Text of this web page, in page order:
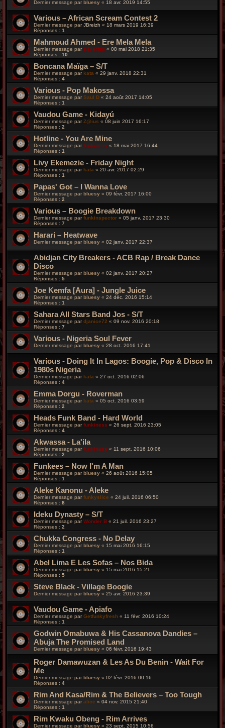
Dernier message par bluesy « 18 avr. 2019 14:55
Various – African Scream Contest 2
Dernier message parJBreizh « 18 mars 2019 16:39
Réponses : 1
Mahmoud Ahmed - Ere Mela Mela
Dernier message par silverfox « 08 mai 2018 21:35
Réponses : 10
Boncana Maïga – S/T
Dernier message parkata « 29 janv. 2018 22:31
Réponses : 4
Various ‎- Pop Makossa
Dernier message par Saul D « 24 août 2017 14:05
Réponses : 1
Vaudou Game - Kidayú
Dernier message parZ@ius « 08 juin 2017 16:17
Réponses : 2
Hotline - You Are Mine
Dernier message par funkiness « 18 mai 2017 16:44
Réponses : 1
Livy Ekemezie - Friday Night
Dernier message parkata « 20 avr. 2017 02:29
Réponses : 1
Papas' Got – I Wanna Love
Dernier message par bluesy « 09 févr. 2017 16:00
Réponses : 2
Various – Boogie Breakdown
Dernier message parfunkinspector « 05 janv. 2017 23:30
Réponses : 7
Harari – Heatwave
Dernier message par bluesy « 02 janv. 2017 22:37
Abidjan City Breakers - ACB Rap / Break Dance
Disco
Dernier message par bluesy « 02 janv. 2017 20:27
Réponses : 5
Joe Kemfa [Aura] - Jungle Juice
Dernier message par bluesy « 24 déc. 2016 15:14
Réponses : 1
Sahara All Stars Band Jos - S/T
Dernier message pardjanice72 « 09 nov. 2016 20:18
Réponses : 7
Various - Nigeria Soul Fever
Dernier message par bluesy « 28 oct. 2016 17:41
Various - Doing It In Lagos: Boogie, Pop & Disco In
1980s Nigeria
Dernier message par kata « 27 oct. 2016 02:06
Réponses : 4
Emma Dorgu - Roverman
Dernier message par kata « 05 oct. 2016 03:59
Réponses : 2
Heads Funk Band - Hard World
Dernier message parfunkiness « 26 sept. 2016 23:05
Réponses : 4
Akwassa - La'ila
Dernier message par funkiness « 11 sept. 2016 10:06
Réponses : 2
Funkees – Now I'm A Man
Dernier message parbluesy « 26 août 2016 15:05
Réponses : 1
Aleke Kanonu - Aleke
Dernier message par funkyslice « 24 juil. 2016 06:50
Réponses : 8
Ideku Dynasty – S/T
Dernier message parWonder B « 21 juil. 2016 23:27
Réponses : 2
Chukka Congress ‎- No Delay
Dernier message par bluesy « 15 mai 2016 16:15
Réponses : 1
Abel Lima E Les Sofas ‎– Nos Bida
Dernier message parbluesy « 15 mai 2016 15:21
Réponses : 5
Steve Black - Village Boogie
Dernier message par bluesy « 25 avr. 2016 23:39
Vaudou Game - Apiafo
Dernier message parGetfunkyfresh « 11 févr. 2016 10:24
Réponses : 1
Godwin Omabuwa & His Cassanova Dandies –
Abuja The Promised Land
Dernier message par bluesy « 06 févr. 2016 19:43
Roger Damawuzan & Les As Du Benin - Wait For
Me
Dernier message par bluesy « 02 févr. 2016 00:16
Réponses : 4
Rim And Kasa/Rim & The Believers – Too Tough
Dernier message par alice « 04 nov. 2015 21:40
Réponses : 1
Rim Kwaku Obeng - Rim Arrives
Dernier message parbluesy « 23 sept. 2015 10:56